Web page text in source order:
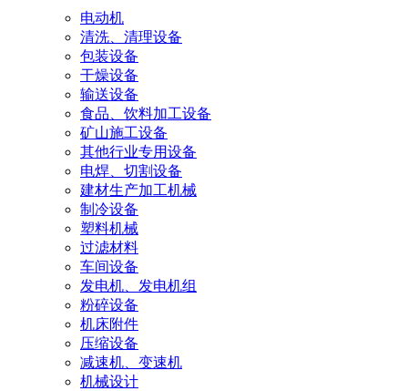
电动机
清洗、清理设备
包装设备
干燥设备
输送设备
食品、饮料加工设备
矿山施工设备
其他行业专用设备
电焊、切割设备
建材生产加工机械
制冷设备
塑料机械
过滤材料
车间设备
发电机、发电机组
粉碎设备
机床附件
压缩设备
减速机、变速机
机械设计